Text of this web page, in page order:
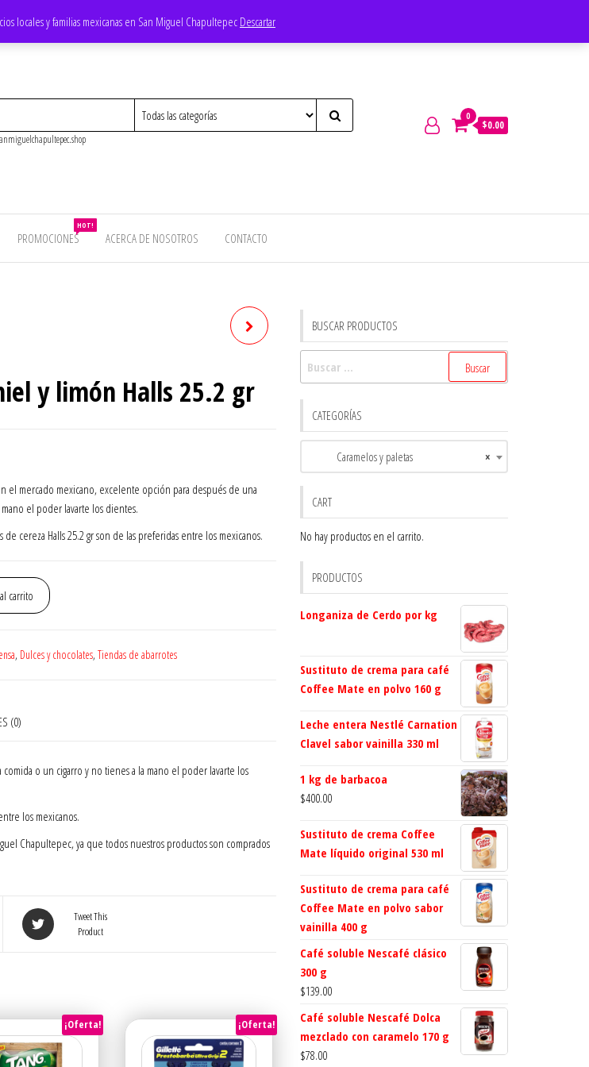
locales y familias mexicanas en San Miguel Chapultepec Descartar
0
$0.00
PROMOCIONES
HOT!
ACERCA DE NOSOTROS CONTACTO
PASTILLAS COLORS HALLS
y limón Halls 25.2 gr
el mercado mexicano, excelente opción para después de una
el poder lavarte los dientes.
de cereza Halls 25.2 gr son de las preferidas entre los mexicanos.
carrito
, Dulces y chocolates,Tiendas de abarrotes
(0)
o un cigarro y no tienes a la mano el poder lavarte los
los mexicanos.
Chapultepec, ya que todos nuestros productos son comprados
Tweet This
Product
¡Oferta! ¡Oferta!
BUSCAR PRODUCTOS
CATEGORÍAS
×
Caramelos y paletas
CART
No hay productos en el carrito.
PRODUCTOS
Longaniza de Cerdo por kg
Sustituto de crema para café
Coffee Mate en polvo 160 g
Leche entera Nestlé Carnation
Clavel sabor vainilla 330 ml
1 kg de barbacoa
$400.00
Sustituto de crema Coffee
Mate líquido original 530 ml
Sustituto de crema para café
Coffee Mate en polvo sabor
vainilla 400 g
Café soluble Nescafé clásico
300 g
$139.00
Café soluble Nescafé Dolca
mezclado con caramelo 170 g
$78.00